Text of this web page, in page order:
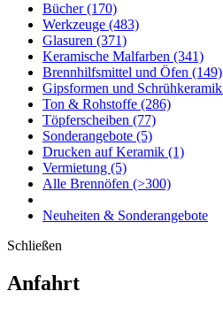
Bücher(170)
Werkzeuge (483)
Glasuren (371)
Keramische Malfarben (341)
Brennhilfsmittel und Öfen (149)
Gipsformen und Schrühkeramik
Ton & Rohstoffe (286)
Töpferscheiben (77)
Sonderangebote (5)
Drucken auf Keramik (1)
Vermietung (5)
Alle Brennöfen (>300)
Neuheiten & Sonderangebote
Schließen
Anfahrt